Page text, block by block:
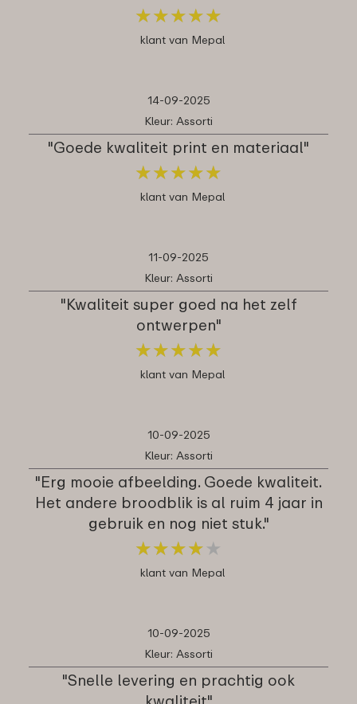
★★★★★
★★★★★
klant van Mepal
14-09-2025
Kleur: Assorti
"Goede kwaliteit print en materiaal"
★★★★★
★★★★★
klant van Mepal
11-09-2025
Kleur: Assorti
"Kwaliteit super goed na het zelf
ontwerpen"
★★★★★
★★★★★
klant van Mepal
10-09-2025
Kleur: Assorti
"Erg mooie afbeelding. Goede kwaliteit.
Het andere broodblik is al ruim 4 jaar in
gebruik en nog niet stuk."
★★★★ ★
★★★★ ★
klant van Mepal
10-09-2025
Kleur: Assorti
"Snelle levering en prachtig ook
kwaliteit"